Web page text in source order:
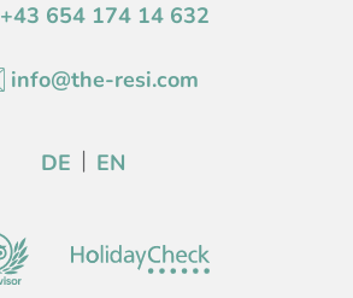
+43 654 174 14 632
info@the-resi.com
DE EN